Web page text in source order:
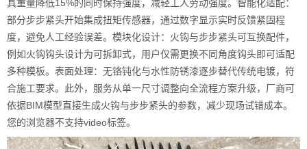
具重量降低15%的同时保持强度，减轻工人劳动强度。智能化适配：
部分步步紧头开始集成扭矩传感器，通过数字显示实时反馈紧固程
度，避免人工经验误差。模块化设计：火钩与步步紧头可互换配件，
例如火钩钩头设计为可拆卸式，用户仅需更换不同角度钩头即可适配
多种模板。表面处理：无铬钝化与水性防锈漆逐步替代传统电镀，符
合施工要求。此外，服务从单一尺寸调整向全流程方案升级，厂商可
依据BIM模型直接生成火钩与步步紧头的参数，减少现场试错成本。
您的浏览器不支持video标签。